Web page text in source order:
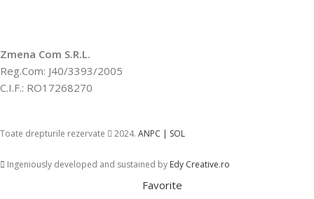
Zmena Com S.R.L.
Reg.Com: J40/3393/2005
C.I.F.: RO17268270
Toate drepturile rezervate 2024. ANPC | SOL
Ingeniously developed and sustained by Edy Creative.ro
Favorite